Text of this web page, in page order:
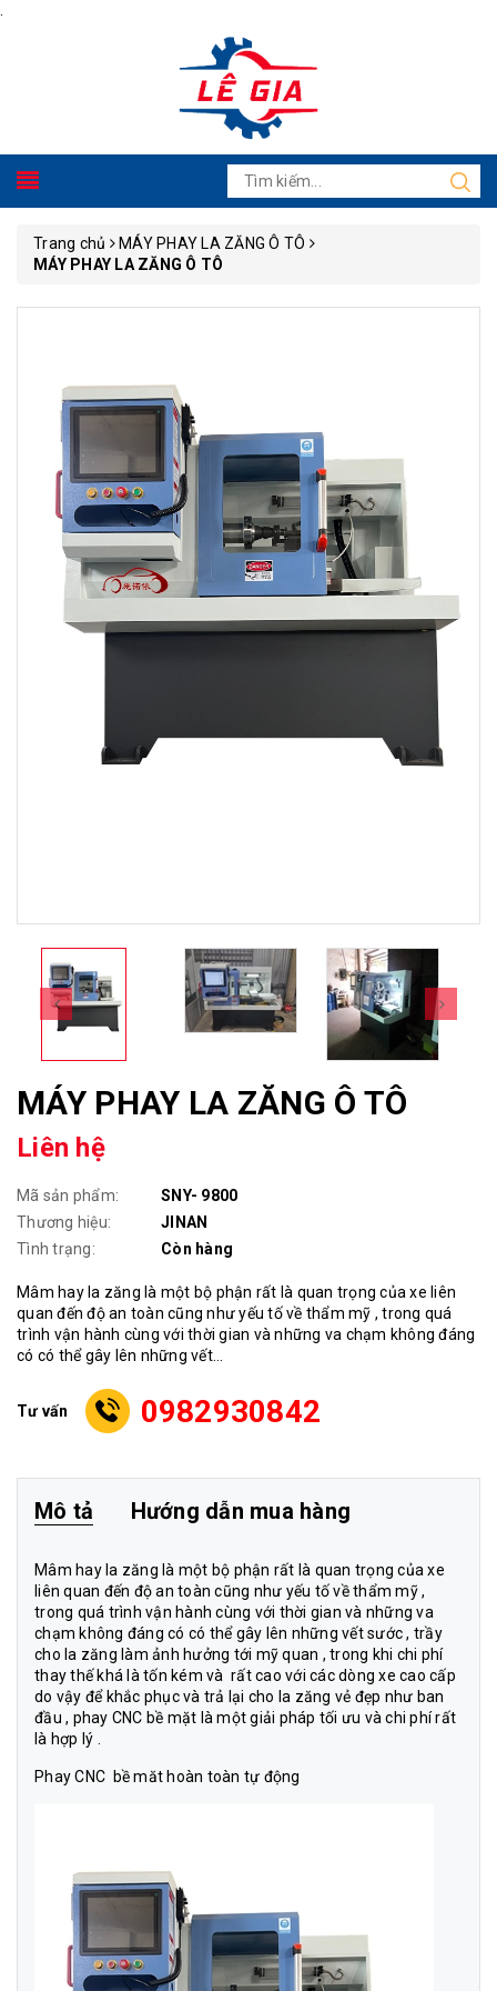
Trang chủ
MÁY PHAY LA ZĂNG Ô TÔ
MÁY PHAY LA ZĂNG Ô TÔ
MÁY PHAY LA ZĂNG Ô TÔ
Liên hệ
Mã sản phẩm:
SNY- 9800
Thương hiệu:
JINAN
Tình trạng:
Còn hàng
Mâm hay la zăng là một bộ phận rất là quan trọng của xe liên
quan đến độ an toàn cũng như yếu tố về thẩm mỹ , trong quá
trình vận hành cùng với thời gian và những va chạm không đáng
có có thể gây lên những vết...
Tư vấn 0982930842
Mô tả Hướng dẫn mua hàng
Mâm hay la zăng là một bộ phận rất là quan trọng của xe
liên quan đến độ an toàn cũng như yếu tố về thẩm mỹ ,
trong quá trình vận hành cùng với thời gian và những va
chạm không đáng có có thể gây lên những vết sước , trầy
cho la zăng làm ảnh hưởng tới mỹ quan , trong khi chi phí
thay thế khá là tốn kém và rất cao với các dòng xe cao cấp
do vậy để khắc phục và trả lại cho la zăng vẻ đẹp như ban
đầu , phay CNC bề mặt là một giải pháp tối ưu và chi phí rất
là hợp lý .
Phay CNC bề măt hoàn toàn tự động